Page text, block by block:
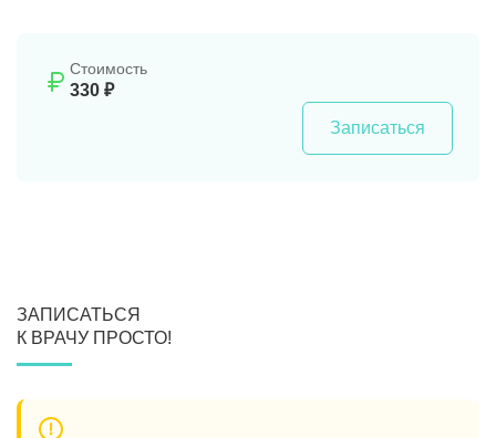
Стоимость
330 ₽
Записаться
ЗАПИСАТЬСЯ
К ВРАЧУ ПРОСТО!